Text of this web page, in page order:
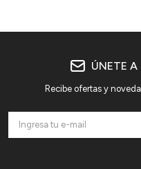
ÚNETE
Recibe ofertas y